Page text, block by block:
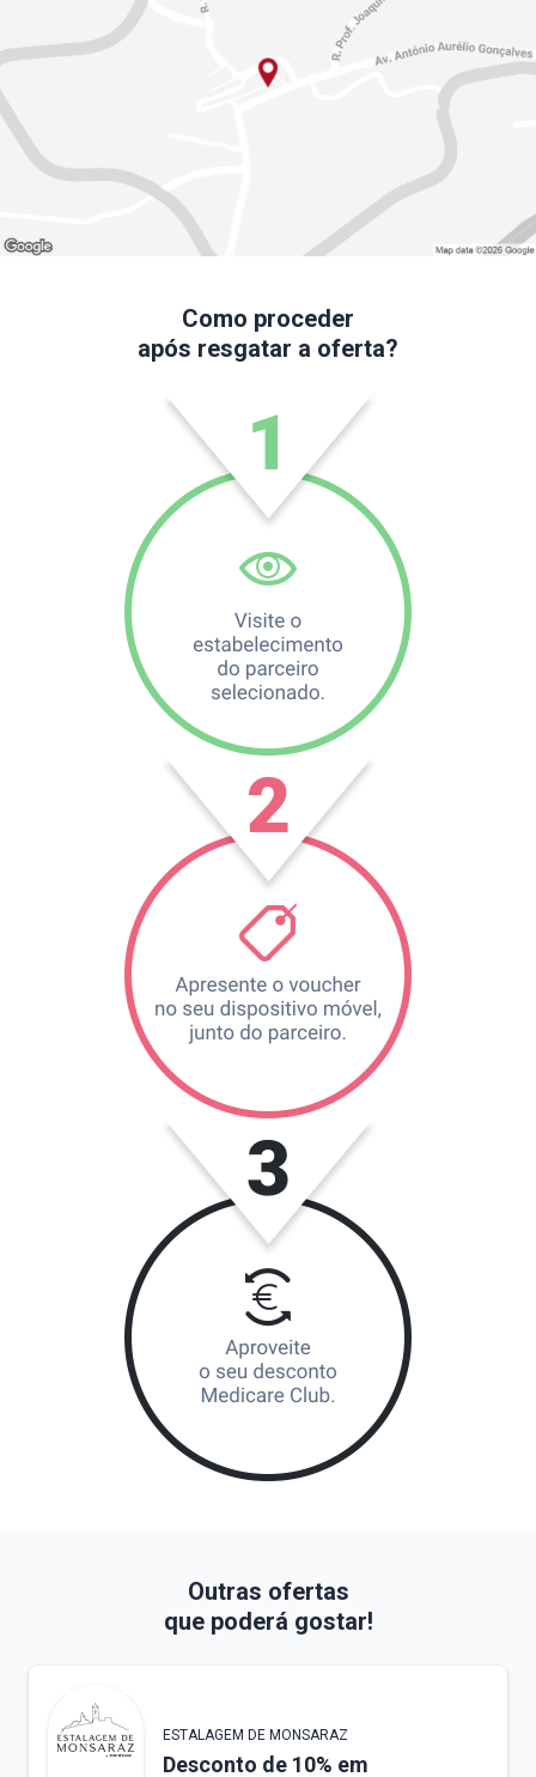
Como proceder
após resgatar a oferta?
Outras ofertas
que poderá gostar!
ESTALAGEM DE MONSARAZ
Desconto de 10% em